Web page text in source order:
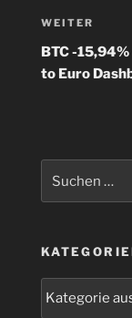
Nächster
Beitrag
WEITER
BTC -
to Euro
nach: